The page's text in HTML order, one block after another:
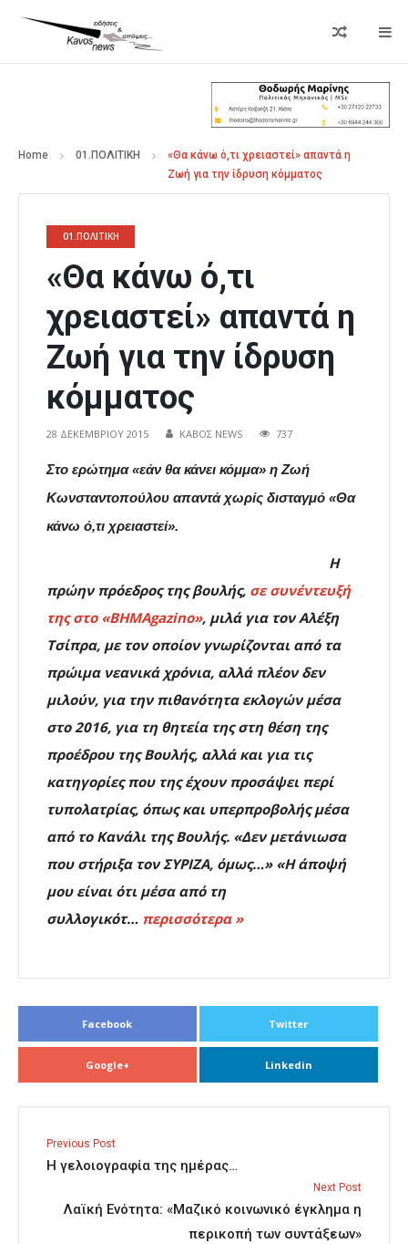
Home 01.ΠΟΛΙΤΙΚΗ
«Θα κάνω ό,τι χρειαστεί» απαντά η
Ζωή για την ίδρυση κόμματος
01.ΠΟΛΙΤΙΚΗ
«Θα κάνω ό,τι
χρειαστεί» απαντά η
Ζωή για την ίδρυση
κόμματος
28 ΔΕΚΕΜΒΡΊΟΥ 2015 ΚΑΒΟΣ NEWS 737
Στο ερώτημα «εάν θα κάνει κόμμα» η Ζωή
Κωνσταντοπούλου απαντά χωρίς δισταγμό «Θα
κάνω ό,τι χρειαστεί».
Η
πρώην πρόεδρος της βουλής, σε συνέντευξή
της στο «BHΜΑgazino», μιλά για τον Αλέξη
Τσίπρα, με τον οποίον γνωρίζονται από τα
πρώιμα νεανικά χρόνια, αλλά πλέον δεν
μιλούν, για την πιθανότητα εκλογών μέσα
στο 2016, για τη θητεία της στη θέση της
προέδρου της Βουλής, αλλά και για τις
κατηγορίες που της έχουν προσάψει περί
τυπολατρίας, όπως και υπερπροβολής μέσα
από το Κανάλι της Βουλής. «Δεν μετάνιωσα
που στήριξα τον ΣΥΡΙΖΑ, όμως…» «Η άποψή
μου είναι ότι μέσα από τη
συλλογικότ… περισσότερα »
Facebook Twitter
Google+ Linkedin
Previous Post
Η γελοιογραφία της ημέρας…
Next Post
Λαϊκή Ενότητα: «Μαζικό κοινωνικό έγκλημα η
περικοπή των συντάξεων»